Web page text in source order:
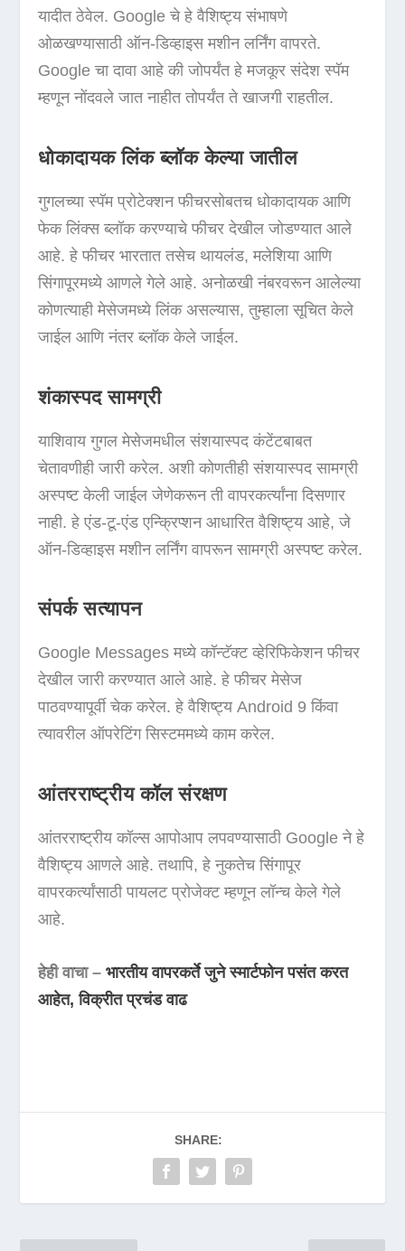
यादीत ठेवेल. Google चे हे वैशिष्ट्य संभाषणे
ओळखण्यासाठी ऑन-डिव्हाइस मशीन लर्निंग वापरते.
Google चा दावा आहे की जोपर्यंत हे मजकूर संदेश स्पॅम
म्हणून नोंदवले जात नाहीत तोपर्यंत ते खाजगी राहतील.
धोकादायक लिंक ब्लॉक केल्या जातील
गुगलच्या स्पॅम प्रोटेक्शन फीचरसोबतच धोकादायक आणि
फेक लिंक्स ब्लॉक करण्याचे फीचर देखील जोडण्यात आले
आहे. हे फीचर भारतात तसेच थायलंड, मलेशिया आणि
सिंगापूरमध्ये आणले गेले आहे. अनोळखी नंबरवरून आलेल्या
कोणत्याही मेसेजमध्ये लिंक असल्यास, तुम्हाला सूचित केले
जाईल आणि नंतर ब्लॉक केले जाईल.
शंकास्पद सामग्री
याशिवाय गुगल मेसेजमधील संशयास्पद कंटेंटबाबत
चेतावणीही जारी करेल. अशी कोणतीही संशयास्पद सामग्री
अस्पष्ट केली जाईल जेणेकरून ती वापरकर्त्यांना दिसणार
नाही. हे एंड-टू-एंड एन्क्रिप्शन आधारित वैशिष्ट्य आहे, जे
ऑन-डिव्हाइस मशीन लर्निंग वापरून सामग्री अस्पष्ट करेल.
संपर्क सत्यापन
Google Messages मध्ये कॉन्टॅक्ट व्हेरिफिकेशन फीचर
देखील जारी करण्यात आले आहे. हे फीचर मेसेज
पाठवण्यापूर्वी चेक करेल. हे वैशिष्ट्य Android 9 किंवा
त्यावरील ऑपरेटिंग सिस्टममध्ये काम करेल.
आंतरराष्ट्रीय कॉल संरक्षण
आंतरराष्ट्रीय कॉल्स आपोआप लपवण्यासाठी Google ने हे
वैशिष्ट्य आणले आहे. तथापि, हे नुकतेच सिंगापूर
वापरकर्त्यांसाठी पायलट प्रोजेक्ट म्हणून लॉन्च केले गेले
आहे.
हेही वाचा –भारतीय वापरकर्ते जुने स्मार्टफोन पसंत करत
आहेत, विक्रीत प्रचंड वाढ
SHARE: